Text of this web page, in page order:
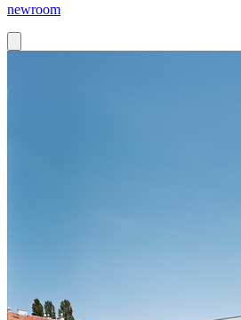
newroom